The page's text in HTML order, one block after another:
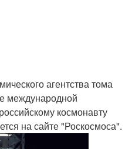
агентства тома
международной
космонавту
на сайте "Роскосмоса".